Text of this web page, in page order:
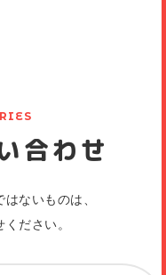
合わせ
ないものは、
ださい。